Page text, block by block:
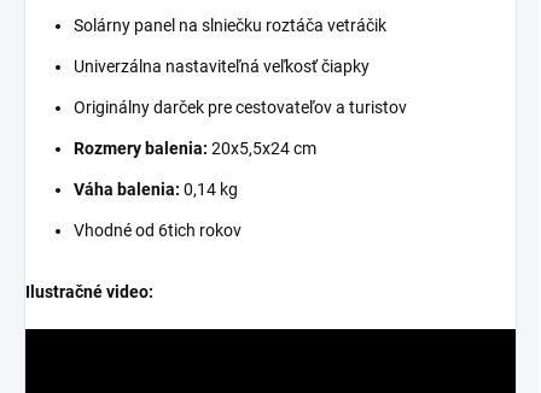
Solárny panel na slniečku roztáča vetráčik
Univerzálna nastaviteľná veľkosť čiapky
Originálny darček pre cestovateľov a turistov
Rozmery balenia: 20x5,5x24 cm
Váha balenia: 0,14 kg
Vhodné od 6tich rokov
Ilustračné video: